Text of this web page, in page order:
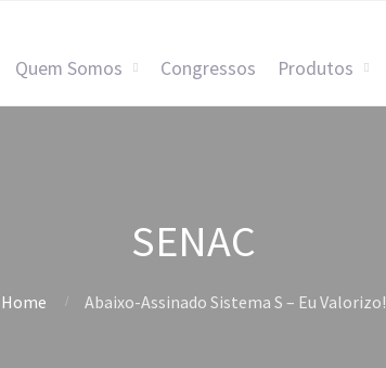
Quem Somos Congressos Produtos
SENAC
Home Abaixo-Assinado Sistema S – Eu Valorizo!